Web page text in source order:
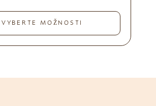
VYBERTE MOŽNOSTI